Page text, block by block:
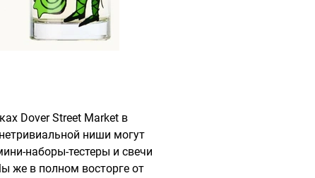
Dover Street Market в
ниши могут
наборы-тестеры и свечи
же в полном восторге от